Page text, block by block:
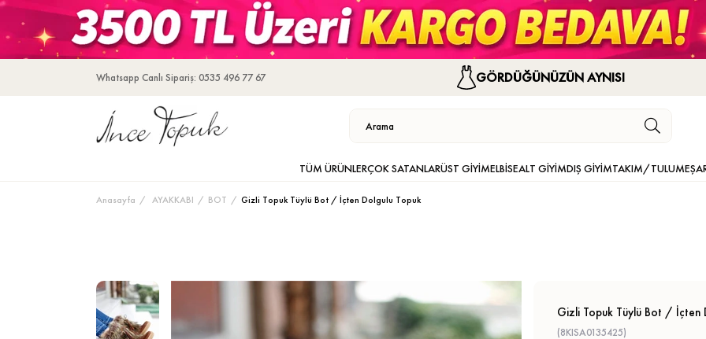
Whatsapp Canlı Sipariş: 0535 496 77 67 GÖRDÜĞÜNÜZÜN AYNISI
TÜM ÜRÜNLERÇOK SATANLARÜST GİYİMELBİSEALT GİYİMDIŞ GİYİMTAKIM/TULUM
Anasayfa AYAKKABI BOT Gizli Topuk Tüylü Bot / İçten Dolgulu Topuk
Gizli Topuk Tüylü Bot / İçten
(8KISA0135425)